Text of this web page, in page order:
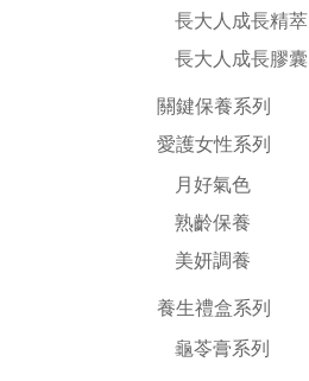
長大人成長精萃
長大人成長膠囊
關鍵保養系列
愛護女性系列
月好氣色
熟齡保養
美妍調養
養生禮盒系列
龜苓膏系列